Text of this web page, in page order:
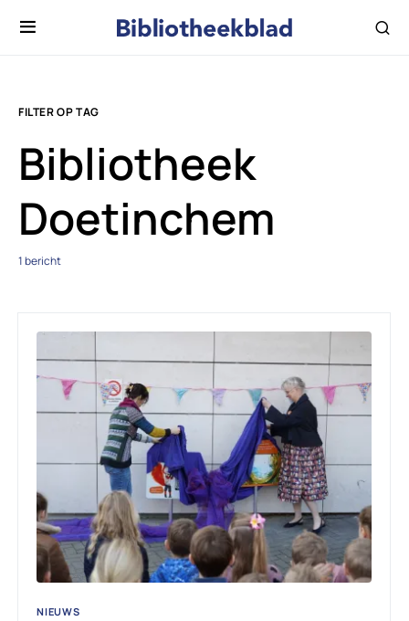
FILTER OP TAG
Bibliotheek
Doetinchem
1 bericht
NIEUWS